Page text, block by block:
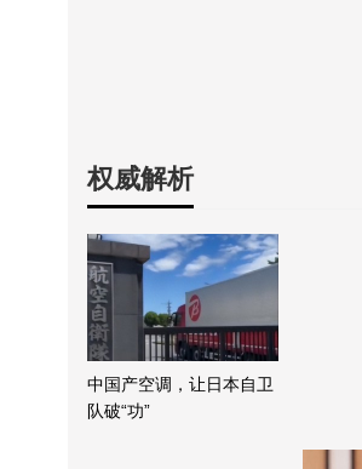
权威解析
中国产空调，让日本自卫
队破“功”